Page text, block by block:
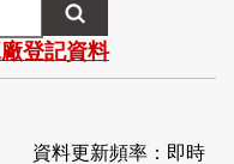
登記資料
資料更新頻率：即時